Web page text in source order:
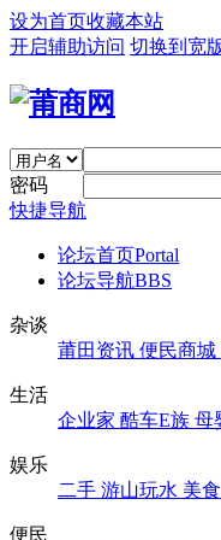
设为首页收藏本站
开启辅助访问 切换到宽
密码
快捷导航
论坛首页Portal
论坛导航BBS
杂谈
莆田资讯 便民商城
生活
企业家 酷车E族 母
娱乐
二手 游山玩水 美
便民